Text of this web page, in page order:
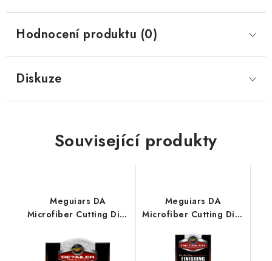
Hodnocení produktu (0)
Diskuze
Související produkty
Meguiars DA
Microfiber Cutting Disc
profesionální lešticí
kotouč DA Microfiber
Meguiars DA
Microfiber Cutting Disc
profesionální lešticí
kotouč DA Microfiber